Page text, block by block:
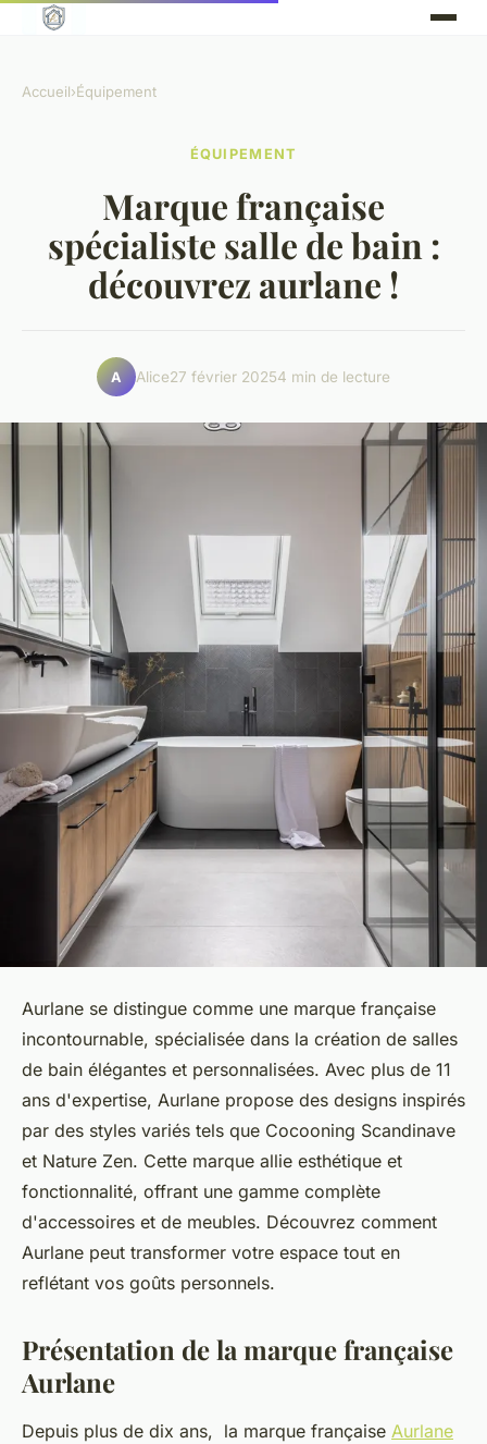
Accueil›Équipement
ÉQUIPEMENT
Marque française
spécialiste salle de bain :
découvrez aurlane !
A Alice27 février 20254 min de lecture
Aurlane se distingue comme une marque française
incontournable, spécialisée dans la création de salles
de bain élégantes et personnalisées. Avec plus de 11
ans d'expertise, Aurlane propose des designs inspirés
par des styles variés tels que Cocooning Scandinave
et Nature Zen. Cette marque allie esthétique et
fonctionnalité, offrant une gamme complète
d'accessoires et de meubles. Découvrez comment
Aurlane peut transformer votre espace tout en
reflétant vos goûts personnels.
Présentation de la marque française
Aurlane
Depuis plus de dix ans, la marque française Aurlane